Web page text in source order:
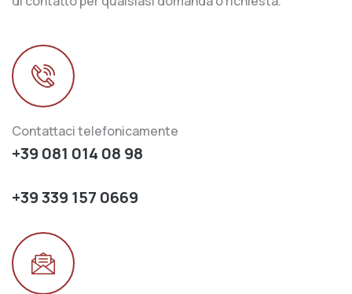
Contattaci telefonicamente
+39 081 014 08 98
+39 339 157 0669